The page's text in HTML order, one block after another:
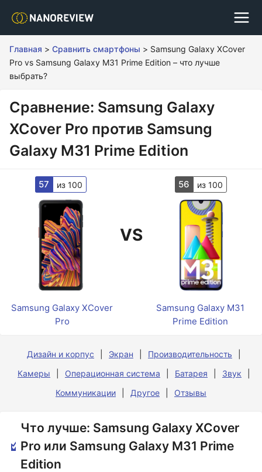
Главная > Сравнить смартфоны > Samsung Galaxy XCover
Pro vs Samsung Galaxy M31 Prime Edition – что лучше
выбрать?
Сравнение: Samsung Galaxy
XCover Pro против Samsung
Galaxy M31 Prime Edition
57 из 100
VS
56 из 100
Samsung Galaxy XCover
Pro
Samsung Galaxy M31
Prime Edition
Дизайн и корпус Экран
Производительность
Камеры
Операционная система Батарея
Звук
Коммуникации
Другое Отзывы
Что лучше: Samsung Galaxy XCover
Pro или Samsung Galaxy M31 Prime
Edition